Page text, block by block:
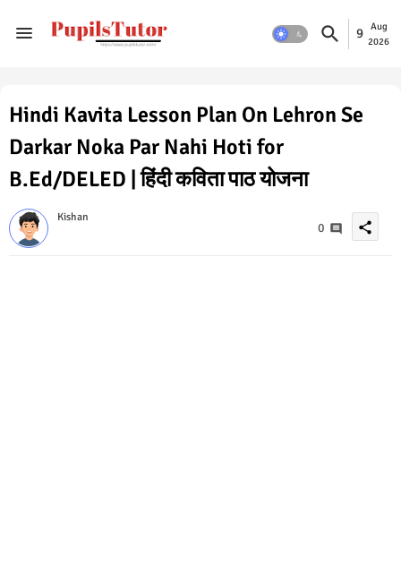
9
Aug
2026
Hindi Kavita Lesson Plan On Lehron Se
Darkar Noka Par Nahi Hoti for
B.Ed/DELED | हिंदी कविता पाठ योजना
Kishan
0 share